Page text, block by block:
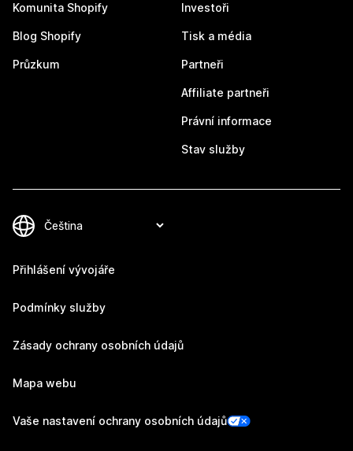
Komunita Shopify
Blog Shopify
Průzkum
Investoři
Tisk a média
Partneři
Affiliate partneři
Právní informace
Stav služby
Přihlášení vývojáře
Podmínky služby
Zásady ochrany osobních údajů
Mapa webu
Vaše nastavení ochrany osobních údajů